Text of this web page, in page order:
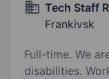
Tech Staff
Frankivsk
Full-time. We
disabilities.